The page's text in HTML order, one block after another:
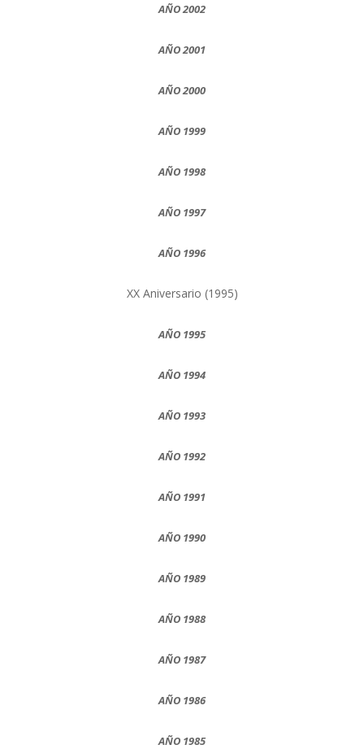
AÑO 2002
AÑO 2001
AÑO 2000
AÑO 1999
AÑO 1998
AÑO 1997
AÑO 1996
XX Aniversario (1995)
AÑO 1995
AÑO 1994
AÑO 1993
AÑO 1992
AÑO 1991
AÑO 1990
AÑO 1989
AÑO 1988
AÑO 1987
AÑO 1986
AÑO 1985